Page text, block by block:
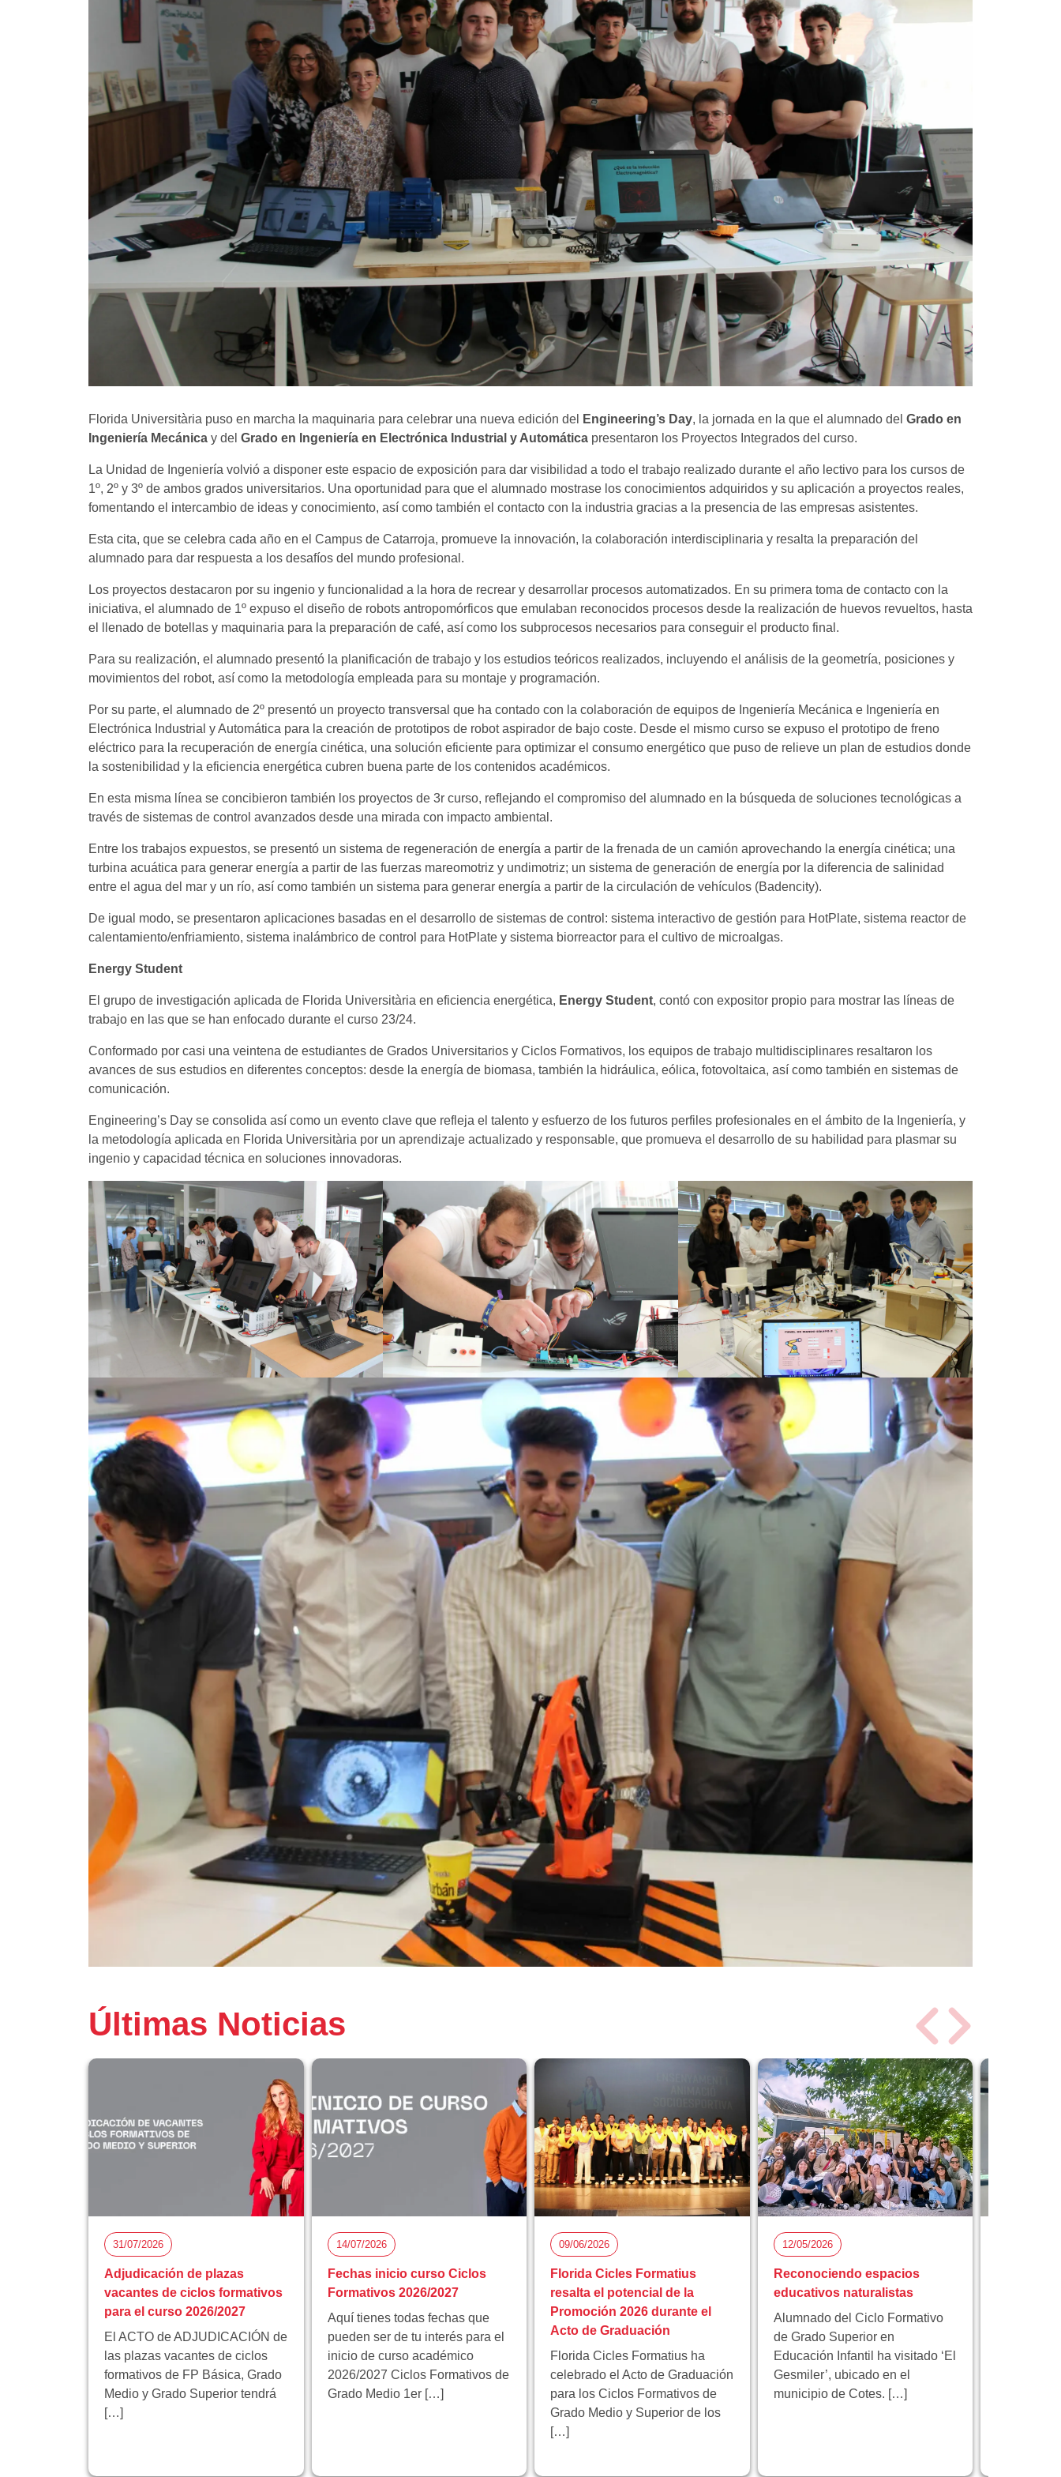
Florida Universitària puso en marcha la maquinaria para celebrar una nueva edición del Engineering’s Day, la jornada en la que el alumnado del Grado en
Ingeniería Mecánica y del Grado en Ingeniería en Electrónica Industrial y Automática presentaron los Proyectos Integrados del curso.
La Unidad de Ingeniería volvió a disponer este espacio de exposición para dar visibilidad a todo el trabajo realizado durante el año lectivo para los cursos de
1º, 2º y 3º de ambos grados universitarios. Una oportunidad para que el alumnado mostrase los conocimientos adquiridos y su aplicación a proyectos reales,
fomentando el intercambio de ideas y conocimiento, así como también el contacto con la industria gracias a la presencia de las empresas asistentes.
Esta cita, que se celebra cada año en el Campus de Catarroja, promueve la innovación, la colaboración interdisciplinaria y resalta la preparación del
alumnado para dar respuesta a los desafíos del mundo profesional.
Los proyectos destacaron por su ingenio y funcionalidad a la hora de recrear y desarrollar procesos automatizados. En su primera toma de contacto con la
iniciativa, el alumnado de 1º expuso el diseño de robots antropomórficos que emulaban reconocidos procesos desde la realización de huevos revueltos, hasta
el llenado de botellas y maquinaria para la preparación de café, así como los subprocesos necesarios para conseguir el producto final.
Para su realización, el alumnado presentó la planificación de trabajo y los estudios teóricos realizados, incluyendo el análisis de la geometría, posiciones y
movimientos del robot, así como la metodología empleada para su montaje y programación.
Por su parte, el alumnado de 2º presentó un proyecto transversal que ha contado con la colaboración de equipos de Ingeniería Mecánica e Ingeniería en
Electrónica Industrial y Automática para la creación de prototipos de robot aspirador de bajo coste. Desde el mismo curso se expuso el prototipo de freno
eléctrico para la recuperación de energía cinética, una solución eficiente para optimizar el consumo energético que puso de relieve un plan de estudios donde
la sostenibilidad y la eficiencia energética cubren buena parte de los contenidos académicos.
En esta misma línea se concibieron también los proyectos de 3r curso, reflejando el compromiso del alumnado en la búsqueda de soluciones tecnológicas a
través de sistemas de control avanzados desde una mirada con impacto ambiental.
Entre los trabajos expuestos, se presentó un sistema de regeneración de energía a partir de la frenada de un camión aprovechando la energía cinética; una
turbina acuática para generar energía a partir de las fuerzas mareomotriz y undimotriz; un sistema de generación de energía por la diferencia de salinidad
entre el agua del mar y un río, así como también un sistema para generar energía a partir de la circulación de vehículos (Badencity).
De igual modo, se presentaron aplicaciones basadas en el desarrollo de sistemas de control: sistema interactivo de gestión para HotPlate, sistema reactor de
calentamiento/enfriamiento, sistema inalámbrico de control para HotPlate y sistema biorreactor para el cultivo de microalgas.
Energy Student
El grupo de investigación aplicada de Florida Universitària en eficiencia energética, Energy Student, contó con expositor propio para mostrar las líneas de
trabajo en las que se han enfocado durante el curso 23/24.
Conformado por casi una veintena de estudiantes de Grados Universitarios y Ciclos Formativos, los equipos de trabajo multidisciplinares resaltaron los
avances de sus estudios en diferentes conceptos: desde la energía de biomasa, también la hidráulica, eólica, fotovoltaica, así como también en sistemas de
comunicación.
Engineering’s Day se consolida así como un evento clave que refleja el talento y esfuerzo de los futuros perfiles profesionales en el ámbito de la Ingeniería, y
la metodología aplicada en Florida Universitària por un aprendizaje actualizado y responsable, que promueva el desarrollo de su habilidad para plasmar su
ingenio y capacidad técnica en soluciones innovadoras.
Últimas Noticias
31/07/2026
Adjudicación de plazas
vacantes de ciclos formativos
para el curso 2026/2027
El ACTO de ADJUDICACIÓN de
las plazas vacantes de ciclos
formativos de FP Básica, Grado
Medio y Grado Superior tendrá
[…]
14/07/2026
Fechas inicio curso Ciclos
Formativos 2026/2027
Aquí tienes todas fechas que
pueden ser de tu interés para el
inicio de curso académico
2026/2027 Ciclos Formativos de
Grado Medio 1er […]
09/06/2026
Florida Cicles Formatius
resalta el potencial de la
Promoción 2026 durante el
Acto de Graduación
Florida Cicles Formatius ha
celebrado el Acto de Graduación
para los Ciclos Formativos de
Grado Medio y Superior de los
[…]
12/05/2026
Reconociendo espacios
educativos naturalistas
Alumnado del Ciclo Formativo
de Grado Superior en
Educación Infantil ha visitado ‘El
Gesmiler’, ubicado en el
municipio de Cotes. […]